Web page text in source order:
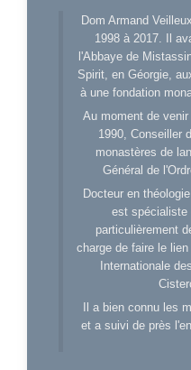
Dom Armand
1998 à 2017. Il
l'Abbaye de
Spirit, en Géorgie,
à une fondation
Au moment de
1990, Conseiller
monastères de
Général de
Docteur en
est spécialiste
particulièrement
charge de faire le
Internationale
Il a bien connu les
et a suivi de près